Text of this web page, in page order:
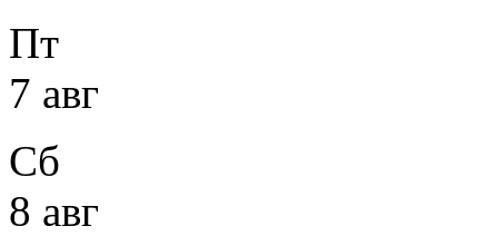
Пт
7 авг
Сб
8 авг